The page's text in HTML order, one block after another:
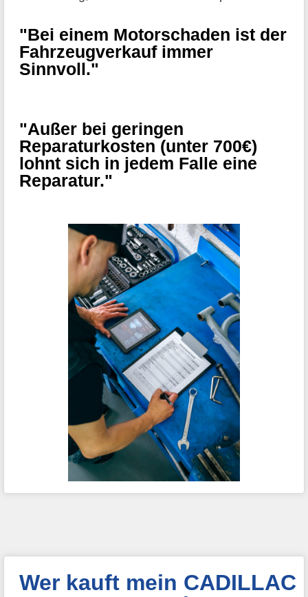
"Bei einem Motorschaden ist der
Fahrzeugverkauf immer
Sinnvoll."
"Außer bei geringen
Reparaturkosten (unter 700€)
lohnt sich in jedem Falle eine
Reparatur."
Wer kauft mein CADILLAC